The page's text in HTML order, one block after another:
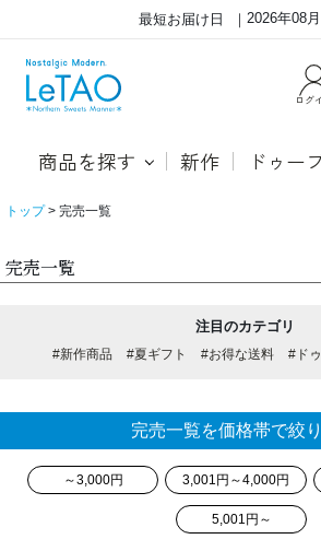
最短お届け日 2026年08
ログ
商品を探す 新作 ドゥー
トップ 完売一覧
完売一覧
注目のカテゴリ
#新作商品 #夏ギフト #お得な送料 #ド
完売一覧を価格帯で絞
～3,000円 3,001円～4,000円
5,001円～